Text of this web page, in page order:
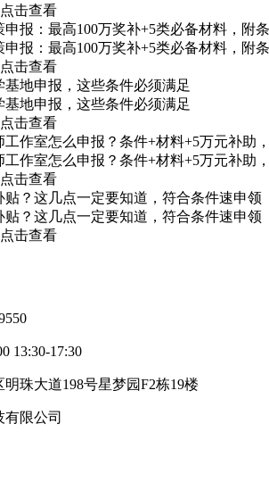
点击查看
报：最高100万奖补+5类必备材料，附
报：最高100万奖补+5类必备材料，附
点击查看
地申报，这些条件必须满足
地申报，这些条件必须满足
点击查看
作室怎么申报？条件+材料+5万元补助
作室怎么申报？条件+材料+5万元补助
点击查看
？这几点一定要知道，符合条件速申领
？这几点一定要知道，符合条件速申领
点击查看
13:30-17:30
珠大道198号星梦园F2栋19楼
限公司